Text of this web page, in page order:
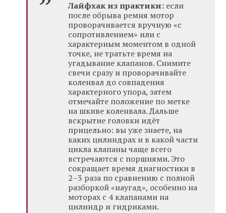
Лайфхак из практики: если
после обрыва ремня мотор
проворачивается вручную «с
сопротивлением» или с
характерным моментом в одной
точке, не тратьте время на
угадывание клапанов. Снимите
свечи сразу и проворачивайте
коленвал до совпадения
характерного упора, затем
отмечайте положение по метке
на шкиве коленвала. Дальше
вскрытие головки идёт
прицельно: вы уже знаете, на
каких цилиндрах и в какой части
цикла клапаны чаще всего
встречаются с поршнями. Это
сокращает время диагностики в
2–3 раза по сравнению с полной
разборкой «наугад», особенно на
моторах с 4 клапанами на
цилиндр и гидриками.